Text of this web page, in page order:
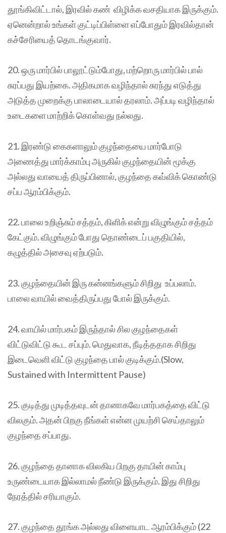
தூங்கிவிட்டால், இரவில் கண் விழிக்க வசதியாக இருக்கும்.
ஏனென்றால் உங்கள் குட்டிப்பிள்ளை எப்போதும் இரவில்தான்
கச்சேரியைத் தொடங்குவார்.
20. ஒரு மார்பில் பாலூட்டும்போது, மற்றொரு மார்பில் பால்
சுரப்பது இயற்கை. அதிகமாக வழிந்தால் சுரந்து எடுத்து
அடுத்த முறைக்கு பாலாடையால் தரலாம். அப்படி வழிந்தால்
உடைகளை மாற்றிக் கொள்வது நல்லது.
21. இரண்டு கைகளாலும் குழந்தையை மார்போடு
அணைத்து மார்க்காம்பு அருகில் குழந்தையின் மூக்கு
அல்லது வாயைத் திருப்பினால், குழந்தை கவ்விக் கொண்டு
சப்ப ஆரம்பிக்கும்.
22. பாலை உறிஞ்சும் சத்தம், கிளிக் என்று விழுங்கும் சத்தம்
கேட்கும். விழுங்கும் போது தொண்டைப் பகுதியில்,
கழுத்தில் அசைவு ஏற்படும்.
23. குழந்தையின் இரு கன்னங்களும் சிறிது உப்பலாம்.
பாலை வாயில் வைத்திருப்பது போல் இருக்கும்.
24. வாயில் மார்பகம் இருந்தால் சில குழந்தைகள்
விட்டுவிட்டு கூட சப்பும். மெதுவாக, நீடித்ததாக சிறிது
இடைவெளி விட்டு குழந்தை பால் குடிக்கும்.(Slow,
Sustained with Intermittent Pause)
25. குடித்து முடித்தவுடன் தானாகவே மார்பகத்தை விட்டு
விலகும். அதன் பிறகு நீங்கள் என்ன முயற்சி செய்தாலும்
குழந்தை சப்பாது.
26. குழந்தை தானாக விலகிய பிறகு தாயின் காம்பு
உருண்டையாக இல்லாமல் நீண்டு இருக்கும். இது சிறிது
நேரத்தில் சரியாகும்.
27. குழந்தை தூங்க அல்லது விளையாட ஆரம்பிக்கும் (22